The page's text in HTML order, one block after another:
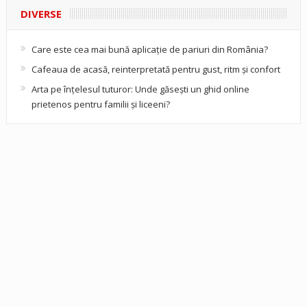
DIVERSE
Care este cea mai bună aplicație de pariuri din România?
Cafeaua de acasă, reinterpretată pentru gust, ritm și confort
Arta pe înțelesul tuturor: Unde găsești un ghid online
prietenos pentru familii și liceeni?